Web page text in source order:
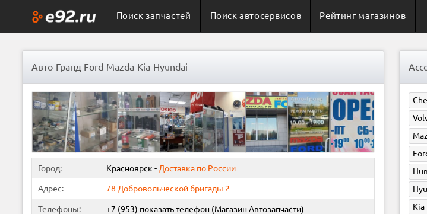
Поиск запчастей Поиск автосервисов Рейтинг магазинов
Авто-Гранд Ford-Mazda-Kia-Hyundai
Город: Красноярск - Доставка по России
Адрес: 78 Добровольческой бригады 2
Телефоны: +7 (953) показать телефон (Магазин Автозапчасти)
Kia